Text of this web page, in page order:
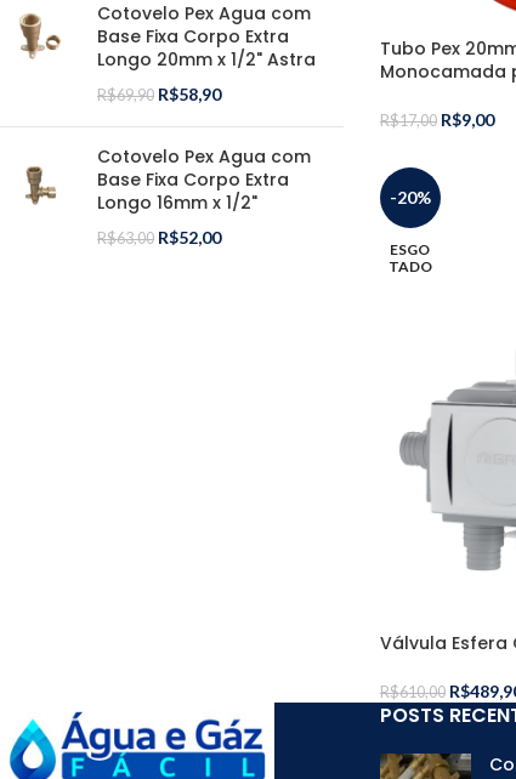
Cotovelo Pex Agua com
Base Fixa Corpo Extra
Longo 20mm x 1/2" Astra
R$69,90 R$58,90
Cotovelo Pex Agua com
Base Fixa Corpo Extra
Longo 16mm x 1/2"
R$63,00 R$52,00
Tubo Pex
Monocamada
R$17,00 R$9,00
-20%
ESGO
TADO
Válvula Esfera
R$610,00 R$
POSTS